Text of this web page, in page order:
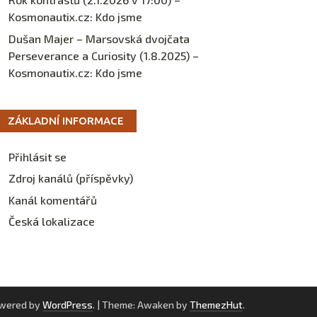
Kosmonautix.cz: Kdo jsme
Dušan Majer – Marsovská dvojčata
Perseverance a Curiosity (1.8.2025) –
Kosmonautix.cz: Kdo jsme
ZÁKLADNÍ INFORMACE
Přihlásit se
Zdroj kanálů (příspěvky)
Kanál komentářů
Česká lokalizace
by WordPress. | Theme: Awaken by ThemezHut.